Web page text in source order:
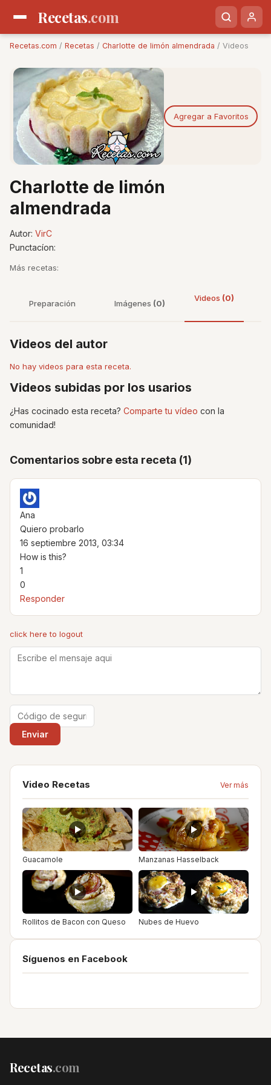
Recetas.com
Recetas.com / Recetas / Charlotte de limón almendrada / Videos
Agregar a Favoritos
Charlotte de limón
almendrada
Autor: VirC
Punctacíon:
Más recetas:
Preparación Imágenes (0)
Videos (0)
Videos del autor
No hay videos para esta receta.
Videos subidas por los usarios
¿Has cocinado esta receta? Comparte tu vídeo con la
comunidad!
Comentarios sobre esta receta (1)
Ana
Quiero probarlo
16 septiembre 2013, 03:34
How is this?
1
0
Responder
click here to logout
Video Recetas Ver más
Guacamole Manzanas Hasselback
Rollitos de Bacon con Queso Nubes de Huevo
Síguenos en Facebook
Recetas.com